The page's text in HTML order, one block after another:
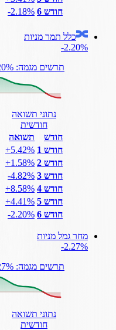
חודש 6
‎-2.18%
כלל תמר מניות
‎-2.20%
תרשים מגמה: ‎-2.20%
נתוני תשואה
חודשית
חודש
תשואה
חודש 1
‎+5.42%
חודש 2
‎+1.58%
חודש 3
‎-4.82%
חודש 4
‎+8.58%
חודש 5
‎+4.41%
חודש 6
‎-2.20%
מחר גמל מניות
‎-2.27%
תרשים מגמה: ‎-2.27%
נתוני תשואה
חודשית